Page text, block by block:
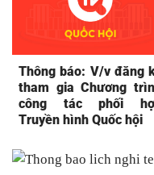
Thông báo: V/v đăng
tham gia Chương
công tác phối
Truyền hình Quốc hội